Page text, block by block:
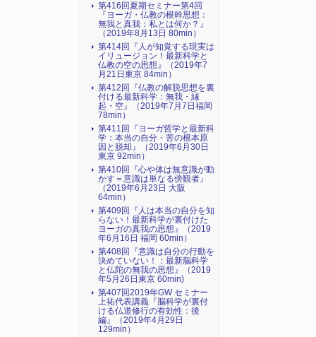
第416回夏期セミナー第4回
『ヨーガ・仏教の根幹思想：
無我と真我：私とは何か？』
（2019年8月13日 80min）
第414回『人が知覚する現実は
イリュージョン！最新科学と
仏教の空の思想』（2019年7
月21日東京 84min）
第412回『仏教の解脱思想を裏
付ける最新科学：無我・縁
起・空』（2019年7月7日福岡
78min）
第411回『ヨーガ哲学と最新科
学：本当の自分・苦の根本原
因と脱却』（2019年6月30日
東京 92min）
第410回『心や体は無意識が動
かす＝意識は単なる傍観者』
（2019年6月23日 大阪
64min）
第409回『人は本当の自分を知
らない！最新科学が裏付けた
ヨーガの真我の思想』（2019
年6月16日 福岡 60min）
第408回『意識は自分の行動を
決めていない！：最新脳科学
と仏陀の無我の思想』（2019
年5月26日東京 60min)
第407回2019年GW セミナー
上祐代表講義『脳科学が裏付
ける仏道修行の有効性：後
編』（2019年4月29日
129min）